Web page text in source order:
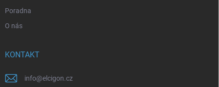
Poradna
O nás
KONTAKT
info@elcigon.cz